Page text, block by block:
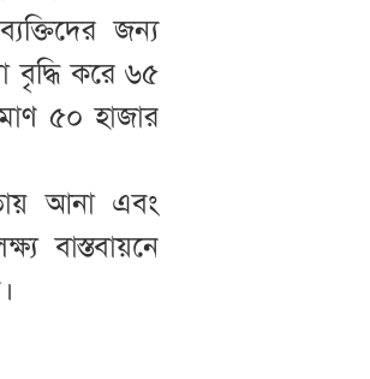
জন্য
বৃদ্ধি করে ৬৫
৫০ হাজার
আনা এবং
বাস্তবায়নে